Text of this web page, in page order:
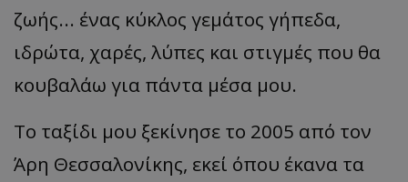
ζωής... ένας κύκλος γεμάτος γήπεδα,
ιδρώτα, χαρές, λύπες και στιγμές που θα
κουβαλάω για πάντα μέσα μου.
Το ταξίδι μου ξεκίνησε το 2005 από τον
Άρη Θεσσαλονίκης, εκεί όπου έκανα τα